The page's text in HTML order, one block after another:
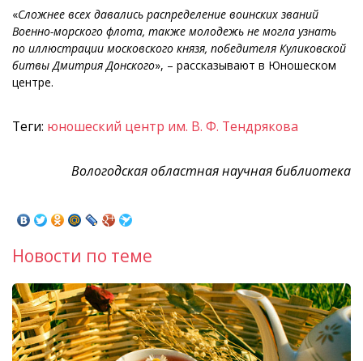
«Сложнее всех давались распределение воинских званий
Военно-морского флота, также молодежь не могла узнать
по иллюстрации московского князя, победителя Куликовской
битвы Дмитрия Донского», – рассказывают в Юношеском
центре.
Теги: юношеский центр им. В. Ф. Тендрякова
Вологодская областная научная библиотека
Новости по теме